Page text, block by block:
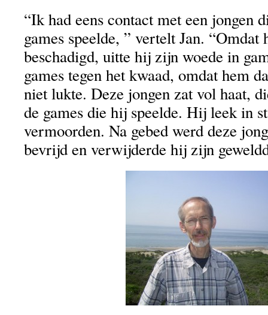
“Ik had eens contact met een jongen
games speelde, ” vertelt Jan.
beschadigd, uitte hij zijn woede in
games tegen het kwaad, omdat hem
niet lukte. Deze jongen zat vol haat,
de games die hij speelde. Hij leek in
vermoorden. Na gebed werd deze
bevrijd en verwijderde hij zijn